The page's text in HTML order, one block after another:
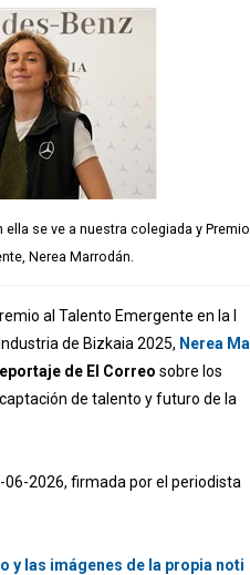
ella se ve a nuestra colegiada y Premio
Nerea Marrodán.
al Talento Emergente en la I
de Bizkaia 2025, Nerea Ma
de El Correo sobre los
de talento y futuro de la
06-2026, firmada por el periodista
y las imágenes de la propia noti